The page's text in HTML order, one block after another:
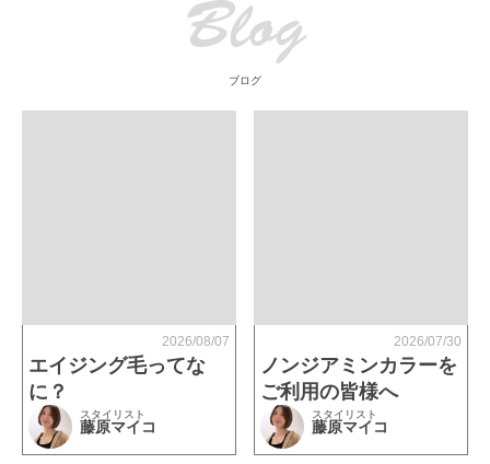
Blog
ブログ
2026/08/07
エイジング毛ってな
に？
スタイリスト
藤原マイコ
2026/07/30
ノンジアミンカラーを
ご利用の皆様へ
スタイリスト
藤原マイコ